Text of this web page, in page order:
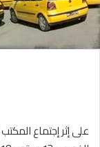
على إثر إجتماع